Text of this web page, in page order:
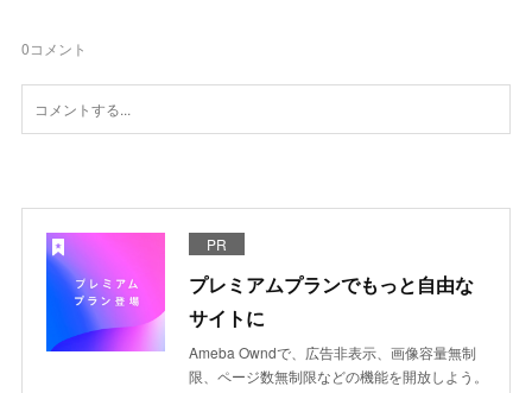
0コメント
PR
プレミアムプランでもっと自由な
サイトに
Ameba Owndで、広告非表示、画像容量無制
限、ページ数無制限などの機能を開放しよう。